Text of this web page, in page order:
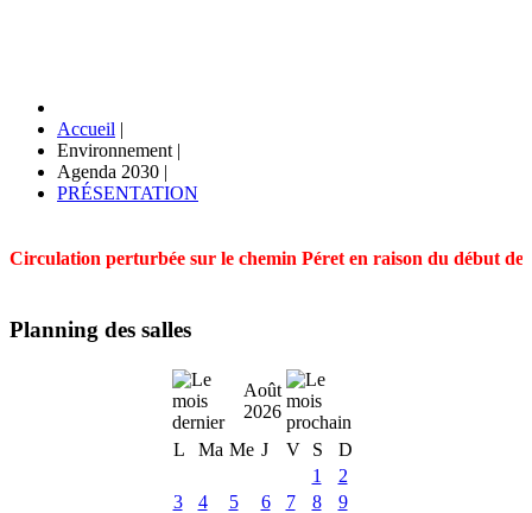
Accueil |
Environnement |
Agenda 2030 |
PRÉSENTATION
Circulation perturbée sur le chemin Péret en raison du début
Planning des salles
Août
2026
L
Ma Me J V S
D
1
2
3
4 5 6 7 8
9